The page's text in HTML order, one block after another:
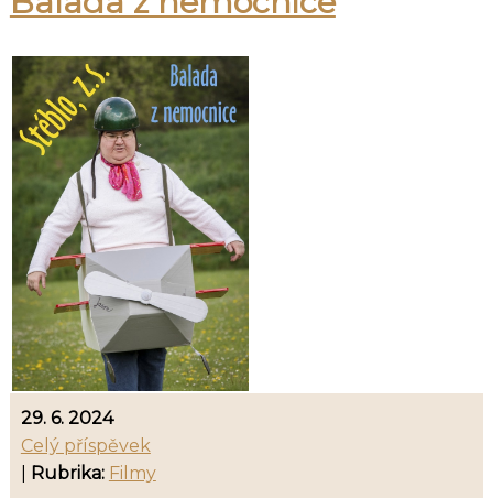
29. 6. 2024
Celý příspěvek
Rubrika: Filmy